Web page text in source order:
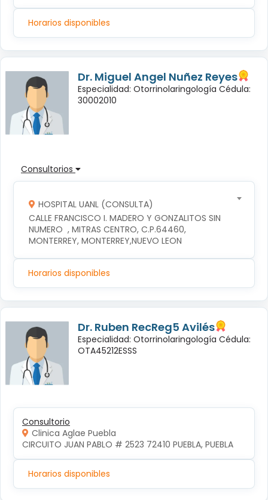
Horarios disponibles
Dr. Miguel Angel Nuñez Reyes
Especialidad: Otorrinolaringología Cédula:
30002010
Consultorios
HOSPITAL UANL (CONSULTA)
CALLE FRANCISCO I. MADERO Y GONZALITOS SIN
NUMERO  , MITRAS CENTRO, C.P.64460,
MONTERREY, MONTERREY,NUEVO LEON
Horarios disponibles
Dr. Ruben RecReg5 Avilés
Especialidad: Otorrinolaringología Cédula:
OTA45212ESSS
Consultorio
Clinica Aglae Puebla
CIRCUITO JUAN PABLO # 2523 72410 PUEBLA, PUEBLA
Horarios disponibles